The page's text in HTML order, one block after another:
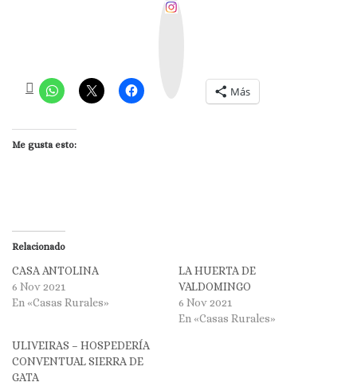
Más
Me gusta esto:
Relacionado
CASA ANTOLINA
6 Nov 2021
En «Casas Rurales»
LA HUERTA DE
VALDOMINGO
6 Nov 2021
En «Casas Rurales»
ULIVEIRAS – HOSPEDERÍA
CONVENTUAL SIERRA DE
GATA